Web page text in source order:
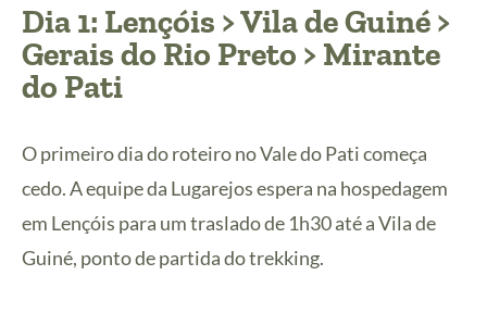
Dia 1: Lençóis > Vila de Guiné >
Gerais do Rio Preto > Mirante
do Pati
O primeiro dia do roteiro no Vale do Pati começa
cedo. A equipe da Lugarejos espera na hospedagem
em Lençóis para um traslado de 1h30 até a Vila de
Guiné, ponto de partida do trekking.